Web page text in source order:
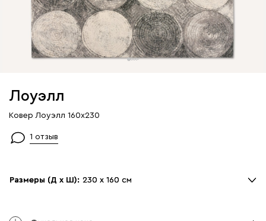
Лоуэлл
Ковер Лоуэлл 160x230
1 отзыв
Размеры (Д х Ш): 230 х 160 см
Размеры (Д х Ш): 230 х 160 см